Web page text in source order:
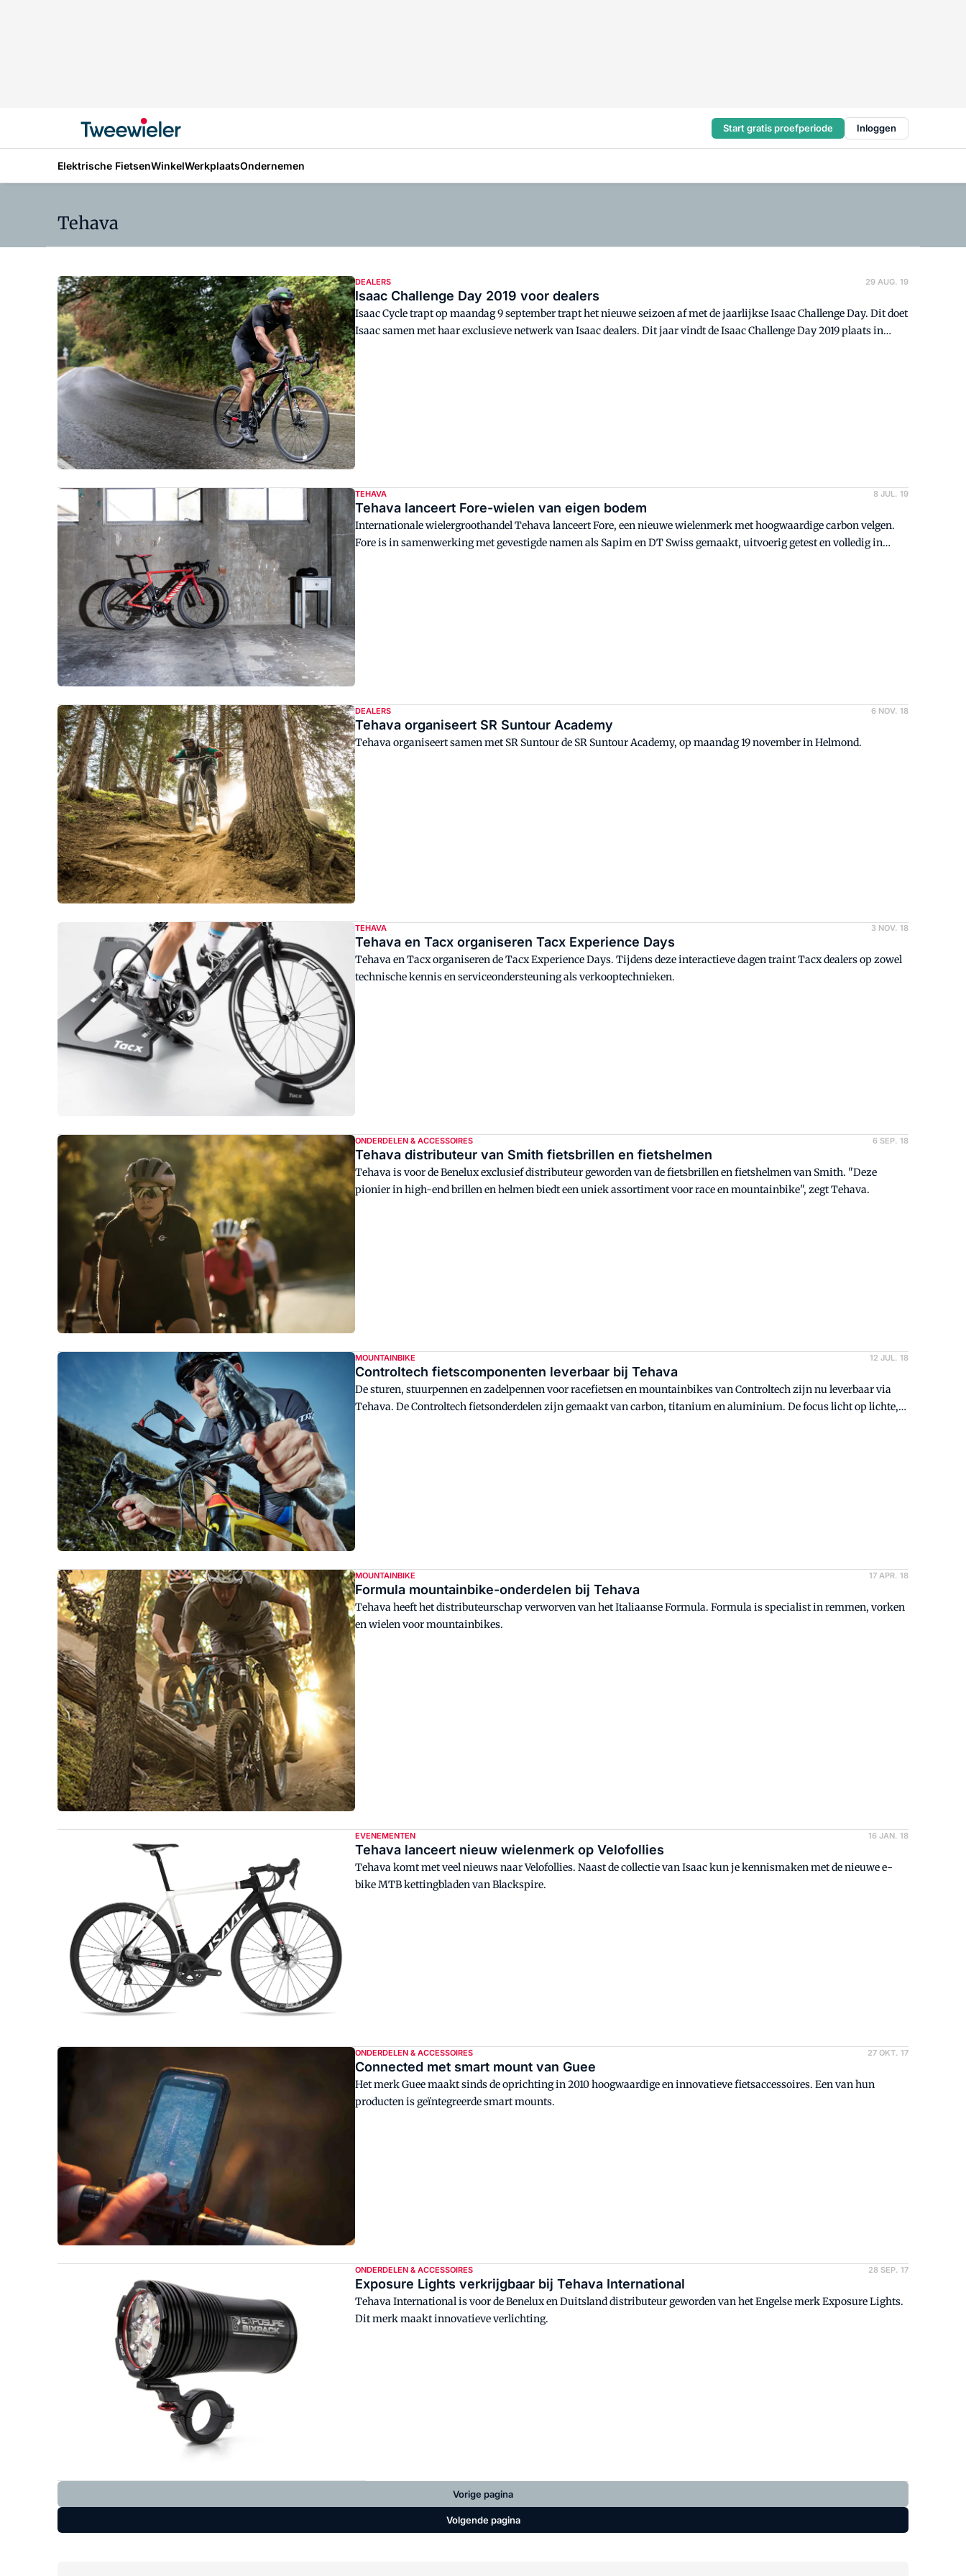
Start gratis proefperiode Inloggen
Elektrische FietsenWinkelWerkplaatsOndernemen
Tehava
DEALERS 29 AUG. 19
Isaac Challenge Day 2019 voor dealers
Isaac Cycle trapt op maandag 9 september trapt het nieuwe seizoen af met de jaarlijkse Isaac Challenge Day. Dit doet
Isaac samen met haar exclusieve netwerk van Isaac dealers. Dit jaar vindt de Isaac Challenge Day 2019 plaats in
TEHAVA 8 JUL. 19
Tehava lanceert Fore-wielen van eigen bodem
Internationale wielergroothandel Tehava lanceert Fore, een nieuwe wielenmerk met hoogwaardige carbon velgen.
Fore is in samenwerking met gevestigde namen als Sapim en DT Swiss gemaakt, uitvoerig getest en volledig in
DEALERS 6 NOV. 18
Tehava organiseert SR Suntour Academy
Tehava organiseert samen met SR Suntour de SR Suntour Academy, op maandag 19 november in Helmond.
TEHAVA 3 NOV. 18
Tehava en Tacx organiseren Tacx Experience Days
Tehava en Tacx organiseren de Tacx Experience Days. Tijdens deze interactieve dagen traint Tacx dealers op zowel
technische kennis en serviceondersteuning als verkooptechnieken.
ONDERDELEN & ACCESSOIRES 6 SEP. 18
Tehava distributeur van Smith fietsbrillen en fietshelmen
Tehava is voor de Benelux exclusief distributeur geworden van de fietsbrillen en fietshelmen van Smith. "Deze
pionier in high-end brillen en helmen biedt een uniek assortiment voor race en mountainbike", zegt Tehava.
MOUNTAINBIKE 12 JUL. 18
Controltech fietscomponenten leverbaar bij Tehava
De sturen, stuurpennen en zadelpennen voor racefietsen en mountainbikes van Controltech zijn nu leverbaar via
Tehava. De Controltech fietsonderdelen zijn gemaakt van carbon, titanium en aluminium. De focus licht op lichte,
MOUNTAINBIKE 17 APR. 18
Formula mountainbike-onderdelen bij Tehava
Tehava heeft het distributeurschap verworven van het Italiaanse Formula. Formula is specialist in remmen, vorken
en wielen voor mountainbikes.
EVENEMENTEN 16 JAN. 18
Tehava lanceert nieuw wielenmerk op Velofollies
Tehava komt met veel nieuws naar Velofollies. Naast de collectie van Isaac kun je kennismaken met de nieuwe e-
bike MTB kettingbladen van Blackspire.
ONDERDELEN & ACCESSOIRES 27 OKT. 17
Connected met smart mount van Guee
Het merk Guee maakt sinds de oprichting in 2010 hoogwaardige en innovatieve fietsaccessoires. Een van hun
producten is geïntegreerde smart mounts.
ONDERDELEN & ACCESSOIRES 28 SEP. 17
Exposure Lights verkrijgbaar bij Tehava International
Tehava International is voor de Benelux en Duitsland distributeur geworden van het Engelse merk Exposure Lights.
Dit merk maakt innovatieve verlichting.
Vorige pagina
Volgende pagina